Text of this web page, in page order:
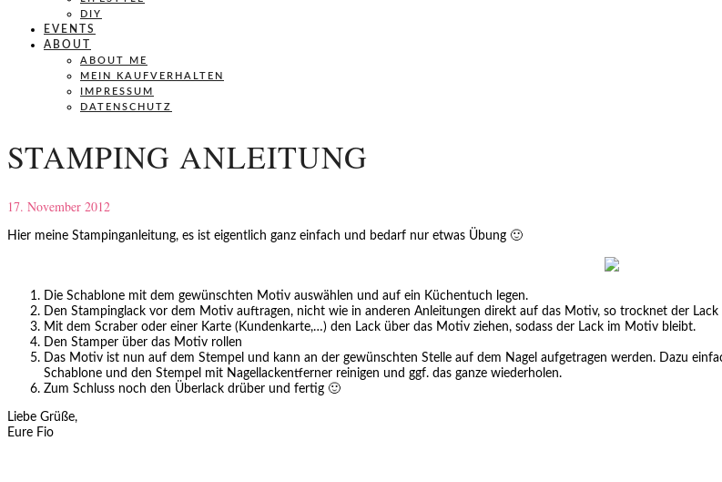
DIY
EVENTS
ABOUT
ABOUT ME
MEIN KAUFVERHALTEN
IMPRESSUM
DATENSCHUTZ
STAMPING ANLEITUNG
17. November 2012
Hier meine Stampinganleitung, es ist eigentlich ganz einfach und bedarf nur etwas Übung 🙂
Die Schablone mit dem gewünschten Motiv auswählen und auf ein Küchentuch legen.
Den Stampinglack vor dem Motiv auftragen, nicht wie in anderen Anleitungen direkt auf das Motiv, so trocknet der
Mit dem Scraber oder einer Karte (Kundenkarte,…) den Lack über das Motiv ziehen, sodass der Lack im Motiv bleibt.
Den Stamper über das Motiv rollen
Das Motiv ist nun auf dem Stempel und kann an der gewünschten Stelle auf dem Nagel aufgetragen werden. Dazu
Schablone und den Stempel mit Nagellackentferner reinigen und ggf. das ganze wiederholen.
Zum Schluss noch den Überlack drüber und fertig 🙂
Liebe Grüße,
Eure Fio